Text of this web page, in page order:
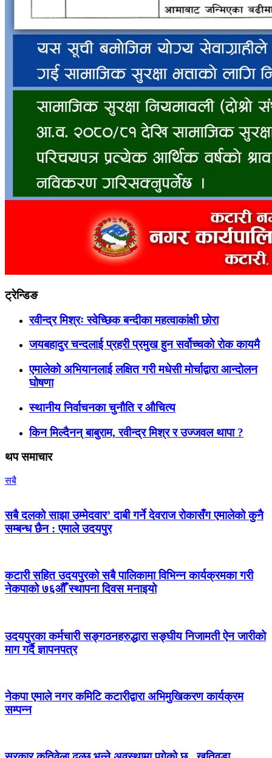
ट्रेन्डिङ
रवीन्द्र मिश्रः स्वेच्छिक बन्दीका महत्वाकांक्षी छोरा
जयबहादुर चन्दलाई प्रहरी प्रमुख हुन सर्वोच्चको रोक कायमै
एमालेको अभियानलाई लक्षित गरी मधेसी मोर्चाद्वारा आन्दोलन
घोषणा
स्थानीय निर्वाचनका चुनौति र औचित्य
किन मिल्दैनन् बाबुराम, रवीन्द्र मिश्र र उज्जवल थापा ?
थप समाचार
सबै
सबै दलको साझा उम्मेदवार’ दाबी गर्ने देवराज रोकासँग एमालेको कुनै
सम्बन्ध छैन : एमाले उदयपुर
कटारी सहित उदयपुरको सबै पालिकामा विभिन्न कार्यक्रमका गरी
नेकपाको ७६औँ स्थापना दिवस मनाइयो
उदयपुरका कर्मचारी सङ्गठनहरुद्धारा सङ्घीय निजामती ऐन जारीको
माग गर्दै ज्ञापनपत्र
नेकपा एमाले नगर कमिटि कटारीद्वारा अभिमुखिकरण कार्यक्रम
सम्पन्न